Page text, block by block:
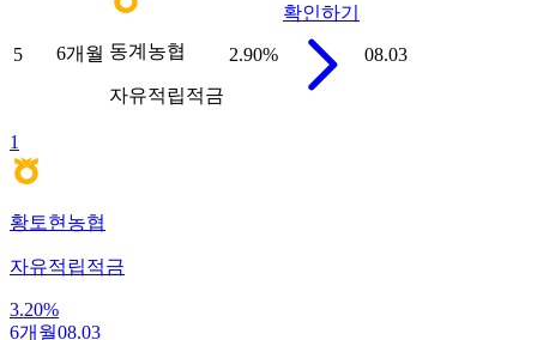
5 6개월 동계농협
자유적립적금
2.90%
확인하기
08.03
1
황토현농협
자유적립적금
3.20%
6개월08.03